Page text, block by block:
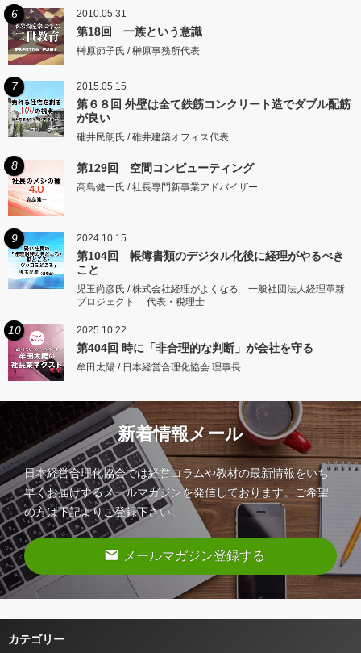
6 2010.05.31
第18回 一族という意識
榊原節子氏 / 榊原事務所代表
7 2015.05.15
第６８回 外壁は全て鉄筋コンクリート造でダブル配筋
が良い
碓井民朗氏 / 碓井建築オフィス代表
8 第129回 空間コンピューティング
高島健一氏 / 社長専門新事業アドバイザー
9 2024.10.15
第104回 帳簿書類のデジタル化後に経理がやるべき
こと
児玉尚彦氏 / 株式会社経理がよくなる 一般社団法人経理革新
プロジェクト 代表・税理士
10 2025.10.22
第404回 時に「非合理的な判断」が会社を守る
牟田太陽 / 日本経営合理化協会 理事長
新着情報メール
日本経営合理化協会では経営コラムや教材の最新情報をいち
早くお届けするメールマガジンを発信しております。ご希望
の方は下記よりご登録下さい。
email メールマガジン登録する
カテゴリー